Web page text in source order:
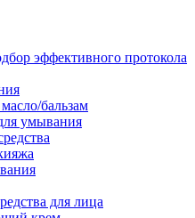
эффективного протокола
бальзам
умывания
для лица